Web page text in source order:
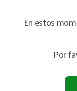
En estos
Por